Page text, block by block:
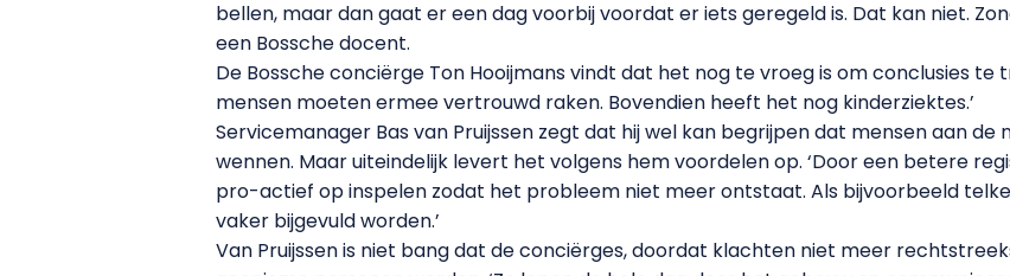
bellen, maar dan gaat er een dag voorbij voordat er iets geregeld is. Dat kan niet.
een Bossche docent.
De Bossche conciërge Ton Hooijmans vindt dat het nog te vroeg is om conclusies te
mensen moeten ermee vertrouwd raken. Bovendien heeft het nog kinderziektes.’
Servicemanager Bas van Pruijssen zegt dat hij wel kan begrijpen dat mensen aan
wennen. Maar uiteindelijk levert het volgens hem voordelen op. ‘Door een betere
pro-actief op inspelen zodat het probleem niet meer ontstaat. Als bijvoorbeeld
vaker bijgevuld worden.’
Van Pruijssen is niet bang dat de conciërges, doordat klachten niet meer